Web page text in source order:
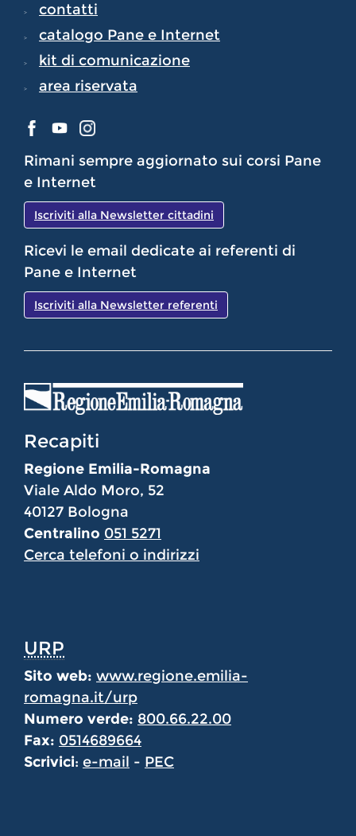
contatti
catalogo Pane e Internet
kit di comunicazione
area riservata
Rimani sempre aggiornato sui corsi Pane
e Internet
Iscriviti alla Newsletter cittadini
Ricevi le email dedicate ai referenti di
Pane e Internet
Iscriviti alla Newsletter referenti
Recapiti
Regione Emilia-Romagna
Viale Aldo Moro, 52
40127 Bologna
Centralino 051 5271
Cerca telefoni o indirizzi
URP
Sito web: www.regione.emilia-
romagna.it/urp
Numero verde: 800.66.22.00
Fax: 0514689664
Scrivici: e-mail - PEC